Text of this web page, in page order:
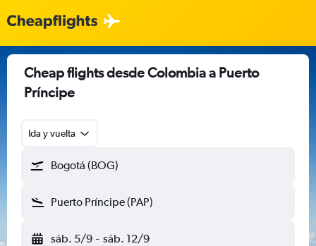
Cheap flights desde Colombia a Puerto
Príncipe
Ida y vuelta
Bogotá (BOG)
Puerto Príncipe (PAP)
sáb. 5/9 - sáb. 12/9